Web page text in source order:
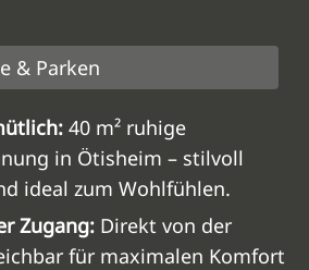
& Parken
40 m² ruhige
in Ötisheim – stilvoll
ideal zum Wohlfühlen.
Zugang: Direkt von der
für maximalen Komfort